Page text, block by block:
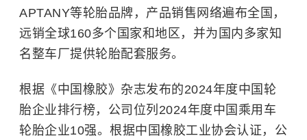
APTANY等轮胎品牌，产品销售网络遍布全国，
远销全球160多个国家和地区，并为国内多家知
名整车厂提供轮胎配套服务。
根据《中国橡胶》杂志发布的2024年度中国轮
胎企业排行榜，公司位列2024年度中国乘用车
轮胎企业10强。根据中国橡胶工业协会认证，公